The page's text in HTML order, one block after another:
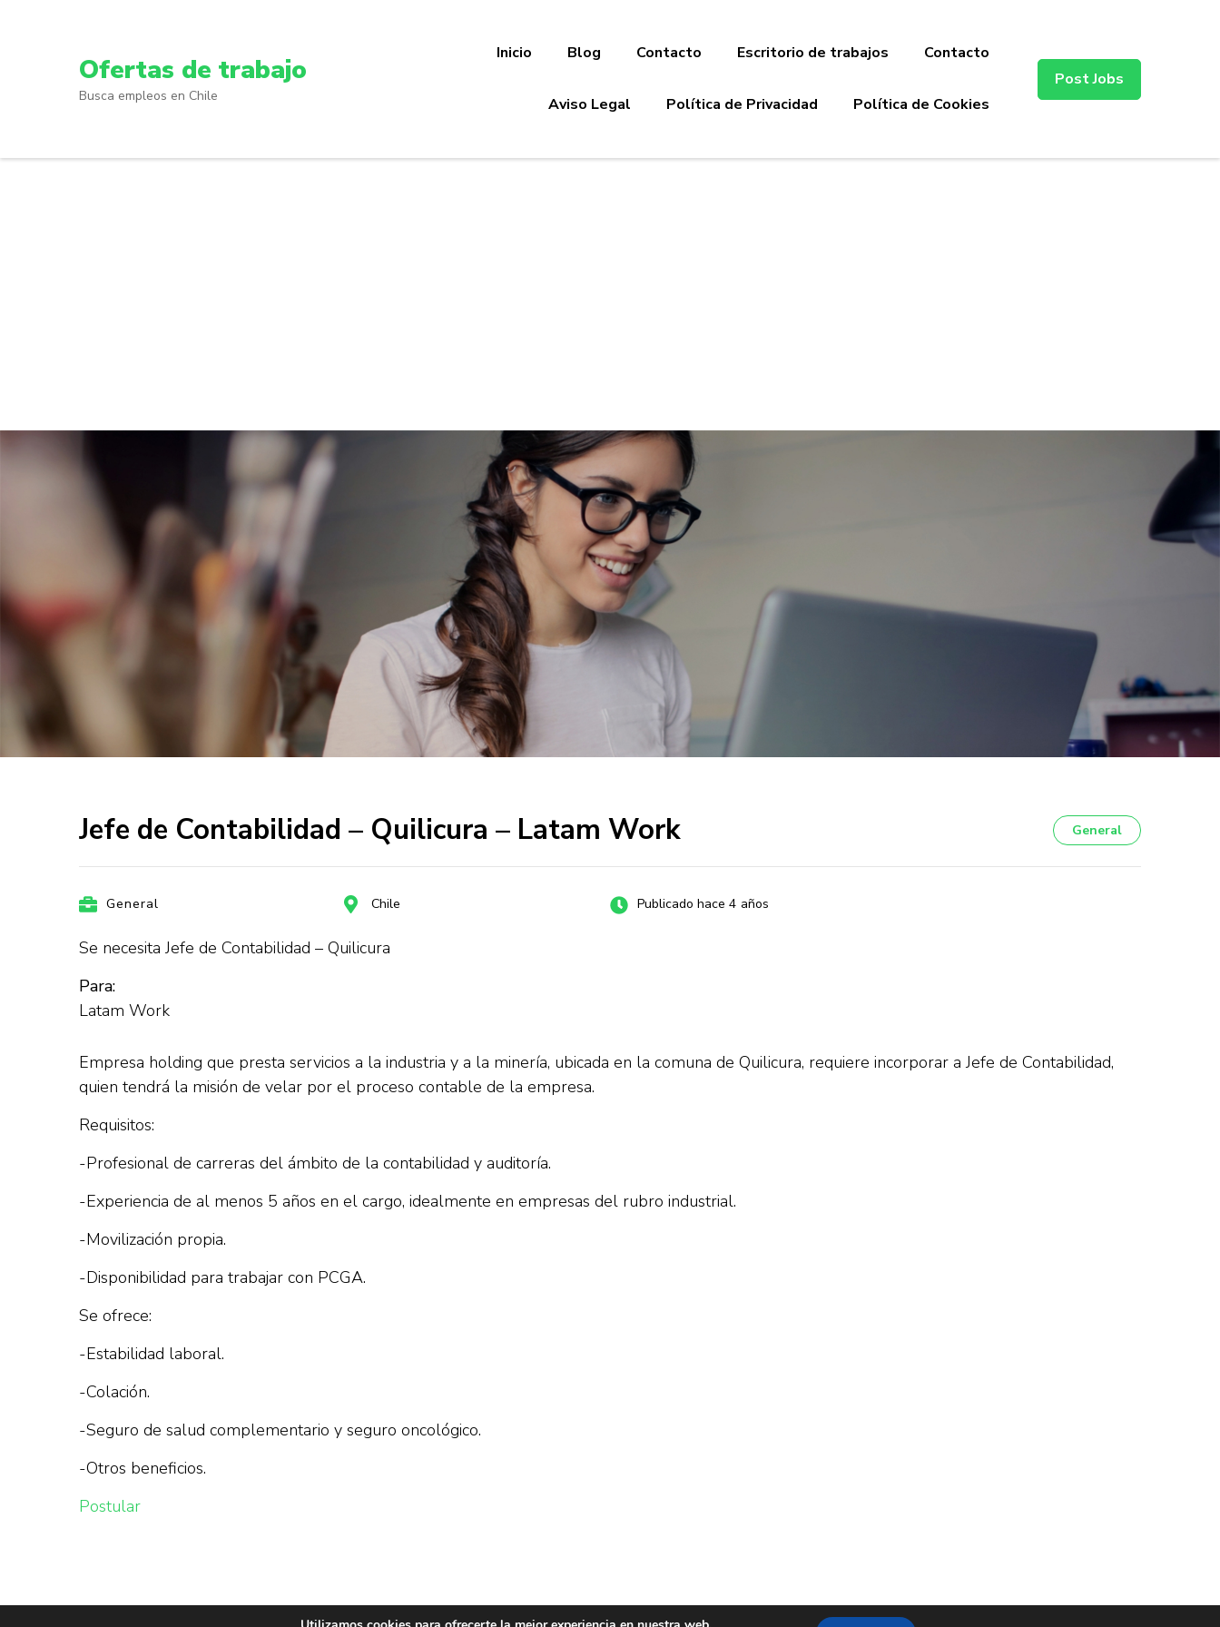
Ofertas de trabajo
Busca empleos en Chile
Inicio Blog Contacto Escritorio de trabajos Contacto
Aviso Legal Política de Privacidad Política de Cookies
Post Jobs
Jefe de Contabilidad – Quilicura – Latam Work General
General Chile Publicado hace 4 años
Se necesita Jefe de Contabilidad – Quilicura
Para:
Latam Work
Empresa holding que presta servicios a la industria y a la minería, ubicada en la comuna de Quilicura, requiere incorporar a Jefe de Contabilidad,
quien tendrá la misión de velar por el proceso contable de la empresa.
Requisitos:
-Profesional de carreras del ámbito de la contabilidad y auditoría.
-Experiencia de al menos 5 años en el cargo, idealmente en empresas del rubro industrial.
-Movilización propia.
-Disponibilidad para trabajar con PCGA.
Se ofrece:
-Estabilidad laboral.
-Colación.
-Seguro de salud complementario y seguro oncológico.
-Otros beneficios.
Postular